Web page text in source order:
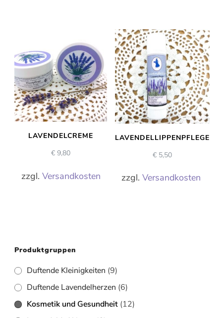
LAVENDELCREME
€ 9,80
zzgl. Versandkosten
LAVENDELLIPPENPFLEGE
€5,50
zzgl.Versandkosten
Produktgruppen
Duftende Kleinigkeiten (9)
Duftende Lavendelherzen (6)
Kosmetik und Gesundheit (12)